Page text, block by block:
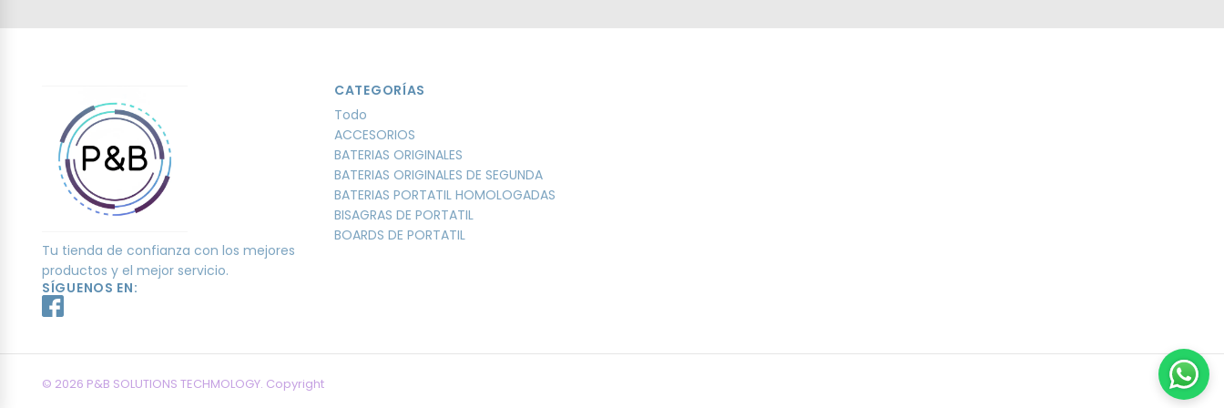
Tu tienda de confianza con los mejores
productos y el mejor servicio.
SÍGUENOS EN:
CATEGORÍAS
Todo
ACCESORIOS
BATERIAS ORIGINALES
BATERIAS ORIGINALES DE SEGUNDA
BATERIAS PORTATIL HOMOLOGADAS
BISAGRAS DE PORTATIL
BOARDS DE PORTATIL
© 2026 P&B SOLUTIONS TECHMOLOGY. Copyright